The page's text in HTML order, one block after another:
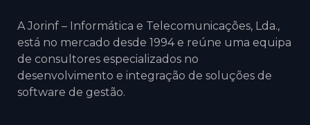
A Jorinf – Informática e Telecomunicações, Lda.,
está no mercado desde 1994 e reúne uma equipa
de consultores especializados no
desenvolvimento e integração de soluções de
software de gestão.